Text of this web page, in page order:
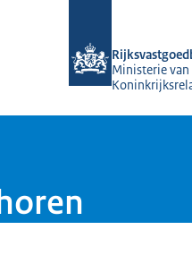
Ministerie van